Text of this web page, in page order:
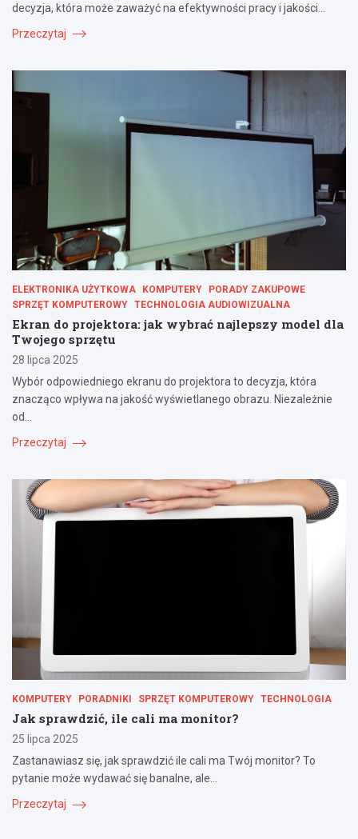
decyzja, która może zaważyć na efektywności pracy i jakości…
Przeczytaj
ELEKTRONIKA UŻYTKOWA KOMPUTERY
PORADY ZAKUPOWE
SPRZĘT KOMPUTEROWY TECHNOLOGIA AUDIOWIZUALNA
Ekran do projektora: jak wybrać najlepszy model dla
Twojego sprzętu
28 lipca 2025
Wybór odpowiedniego ekranu do projektora to decyzja, która
znacząco wpływa na jakość wyświetlanego obrazu. Niezależnie
od…
Przeczytaj
KOMPUTERY PORADNIKI SPRZĘT KOMPUTEROWY TECHNOLOGIA
Jak sprawdzić, ile cali ma monitor?
25 lipca 2025
Zastanawiasz się, jak sprawdzić ile cali ma Twój monitor? To
pytanie może wydawać się banalne, ale…
Przeczytaj